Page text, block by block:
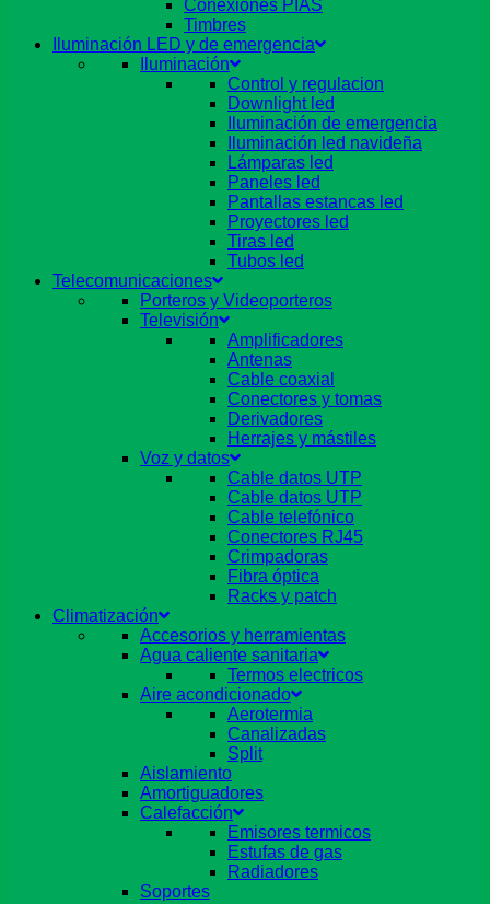
Conexiones PIAS
Timbres
Iluminación LED y de emergencia
Iluminación
Control y regulacion
Downlight led
Iluminación de emergencia
Iluminación led navideña
Lámparas led
Paneles led
Pantallas estancas led
Proyectores led
Tiras led
Tubos led
Telecomunicaciones
Porteros y Videoporteros
Televisión
Amplificadores
Antenas
Cable coaxial
Conectores y tomas
Derivadores
Herrajes y mástiles
Voz y datos
Cable datos UTP
Cable datos UTP
Cable telefónico
Conectores RJ45
Crimpadoras
Fibra óptica
Racks y patch
Climatización
Accesorios y herramientas
Agua caliente sanitaria
Termos electricos
Aire acondicionado
Aerotermia
Canalizadas
Split
Aislamiento
Amortiguadores
Calefacción
Emisores termicos
Estufas de gas
Radiadores
Soportes